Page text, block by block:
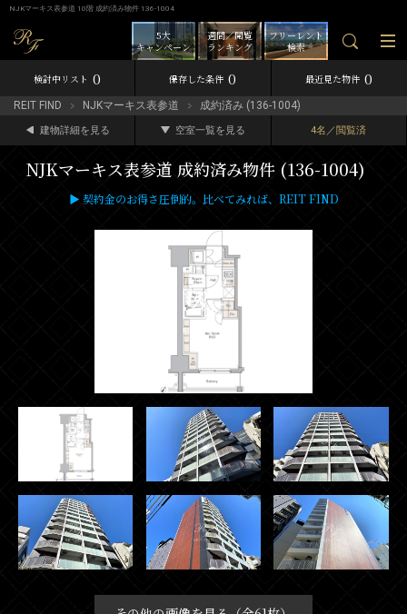
NJKマーキス表参道 10階 成約済み物件 136-1004
フリーレント
検索
週間／閲覧
ランキング
5大
キャンペーン
検討中リスト 0 保存した条件 0 最近見た物件 0
REIT FIND NJKマーキス表参道 成約済み (136-1004)
建物詳細を見る 空室一覧を見る 4名／閲覧済
NJKマーキス表参道 成約済み物件 (136-1004)
▶ 契約金のお得さ圧倒的。比べてみれば、REIT FIND